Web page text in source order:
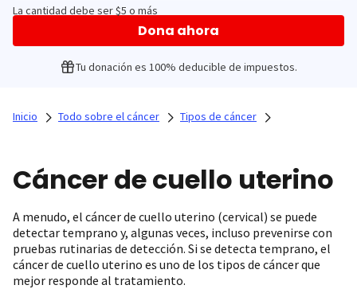
La cantidad debe ser $5 o más
Dona ahora
Tu donación es 100% deducible de impuestos.
Inicio Todo sobre el cáncer Tipos de cáncer
Cáncer de cuello uterino
A menudo, el cáncer de cuello uterino (cervical) se puede
detectar temprano y, algunas veces, incluso prevenirse con
pruebas rutinarias de detección. Si se detecta temprano, el
cáncer de cuello uterino es uno de los tipos de cáncer que
mejor responde al tratamiento.